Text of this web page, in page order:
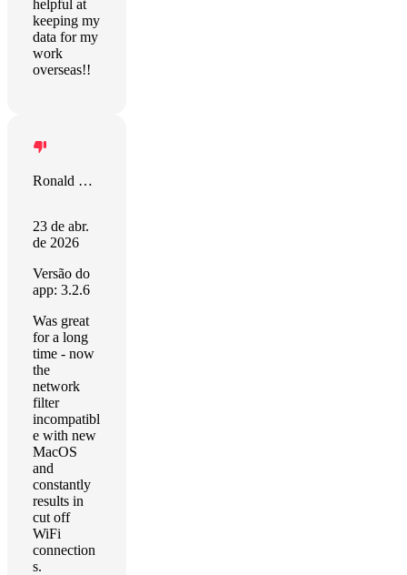
helpful at
keeping my
data for my
work
overseas!!
Ronald Rump
23 de abr.
de 2026
Versão do
app: 3.2.6
Was great
for a long
time - now
the
network
filter
incompatibl
e with new
MacOS
and
constantly
results in
cut off
WiFi
connection
s.